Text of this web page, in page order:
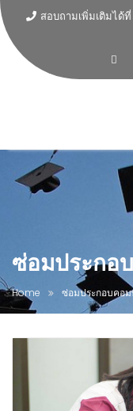
สอบถามเพิ่มเติมไ
ซ่อมประกอ
Home ซ่อมประกอบคอม